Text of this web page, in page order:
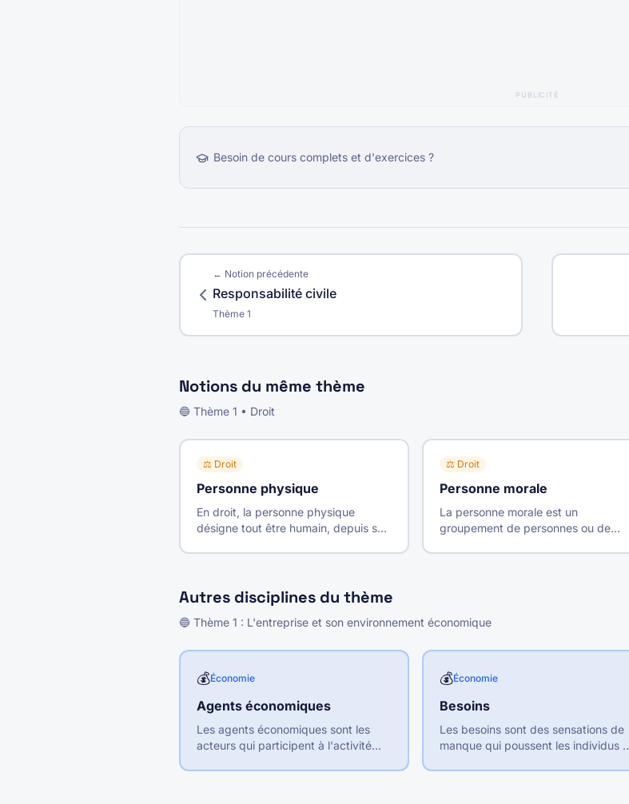
PUBLICITÉ
Besoin de cours complets et d'exercices ?
← Notion précédente
Responsabilité civile
Thème 1
Notions du même thème
🔵 Thème 1 • Droit
⚖️ Droit
Personne physique
En droit, la personne physique
désigne tout être humain, depuis sa
⚖️ Droit
Personne morale
La personne morale est un
groupement de personnes ou de
Autres disciplines du thème
🔵 Thème 1 : L'entreprise et son environnement économique
💰Économie
Agents économiques
Les agents économiques sont les
acteurs qui participent à l'activité
💰Économie
Besoins
Les besoins sont des sensations de
manque qui poussent les individus à